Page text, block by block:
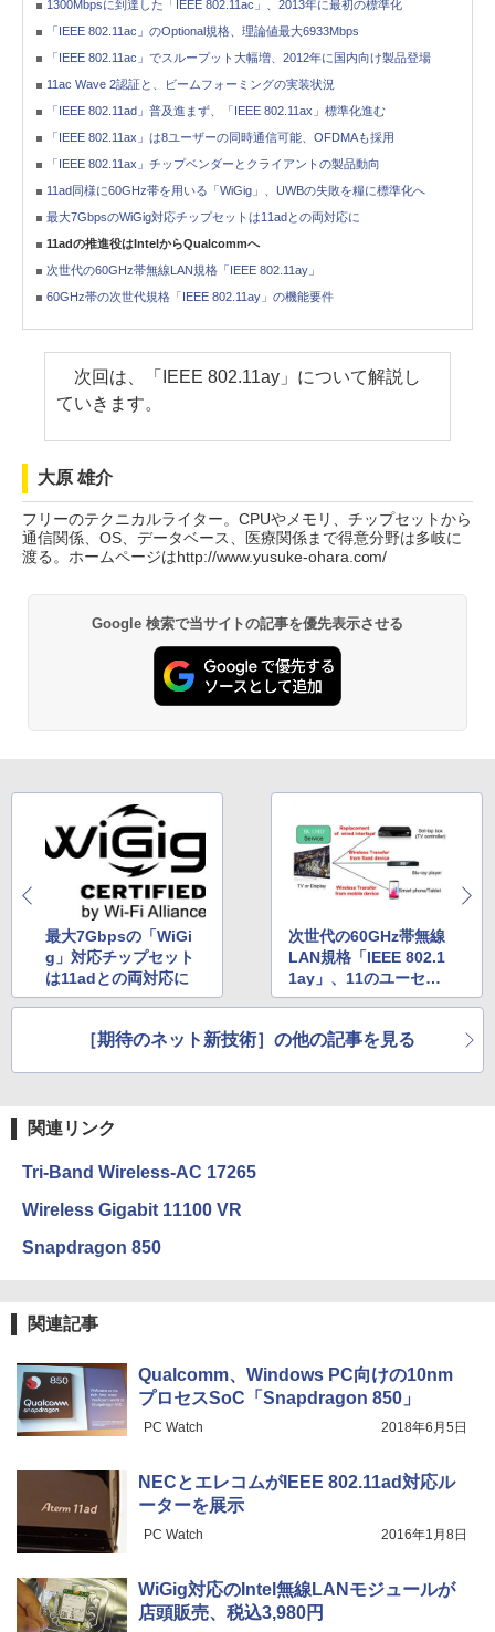
1300Mbpsに到達した「IEEE 802.11ac」、2013年に最初の標準化
「IEEE 802.11ac」のOptional規格、理論値最大6933Mbps
「IEEE 802.11ac」でスループット大幅増、2012年に国内向け製品登場
11ac Wave 2認証と、ビームフォーミングの実装状況
「IEEE 802.11ad」普及進まず、「IEEE 802.11ax」標準化進む
「IEEE 802.11ax」は8ユーザーの同時通信可能、OFDMAも採用
「IEEE 802.11ax」チップベンダーとクライアントの製品動向
11ad同様に60GHz帯を用いる「WiGig」、UWBの失敗を糧に標準化へ
最大7GbpsのWiGig対応チップセットは11adとの両対応に
11adの推進役はIntelからQualcommへ
次世代の60GHz帯無線LAN規格「IEEE 802.11ay」
60GHz帯の次世代規格「IEEE 802.11ay」の機能要件
次回は、「IEEE 802.11ay」について解説し
ていきます。
大原 雄介
フリーのテクニカルライター。CPUやメモリ、チップセットから
通信関係、OS、データベース、医療関係まで得意分野は多岐に
渡る。ホームページはhttp://www.yusuke-ohara.com/
Google 検索で当サイトの記事を優先表示させる
最大7Gbpsの「WiGi
g」対応チップセット
は11adとの両対応に
次世代の60GHz帯無線
LAN規格「IEEE 802.1
1ay」、11のユーセー
ジモデルを想定
［期待のネット新技術］の他の記事を見る
関連リンク
Tri-Band Wireless-AC 17265
Wireless Gigabit 11100 VR
Snapdragon 850
関連記事
Qualcomm、Windows PC向けの10nm
プロセスSoC「Snapdragon 850」
PC Watch 2018年6月5日
NECとエレコムがIEEE 802.11ad対応ル
ーターを展示
PC Watch 2016年1月8日
WiGig対応のIntel無線LANモジュールが
店頭販売、税込3,980円